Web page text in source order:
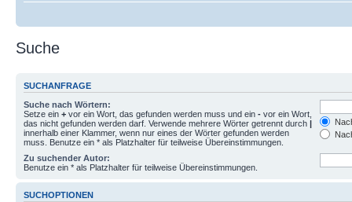
Suche
SUCHANFRAGE
Suche nach Wörtern:
Setze ein + vor ein Wort, das gefunden werden muss und ein - vor ein Wort,
das nicht gefunden werden darf. Verwende mehrere Wörter getrennt durch |
innerhalb einer Klammer, wenn nur eines der Wörter gefunden werden
muss. Benutze ein * als Platzhalter für teilweise Übereinstimmungen.
Zu suchender Autor:
Benutze ein * als Platzhalter für teilweise Übereinstimmungen.
SUCHOPTIONEN